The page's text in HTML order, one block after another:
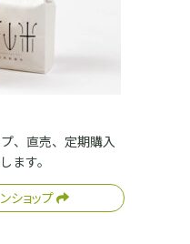
、直売、定期購入
ます。
ショップ